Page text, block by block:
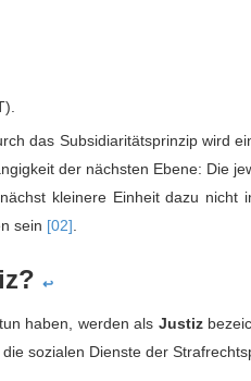
das Subsidiaritätsprinzip wird
der nächsten Ebene: Die
kleinere Einheit dazu
sein [02]
↩
haben, werden als Justiz
sozialen Dienste der